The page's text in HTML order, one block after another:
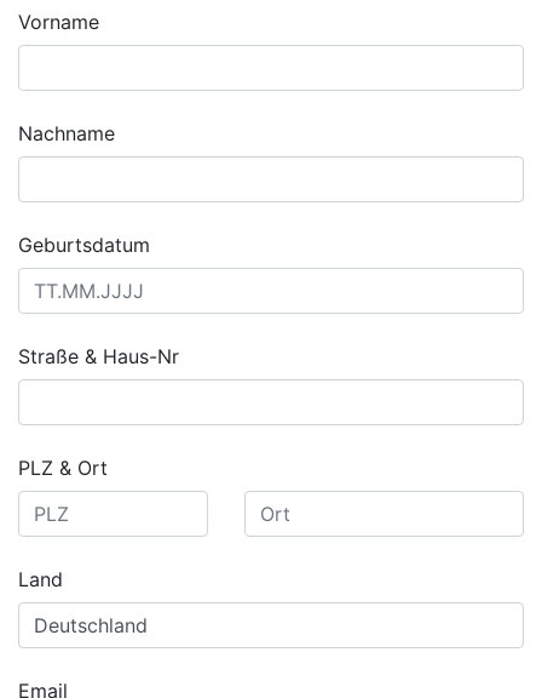
Vorname
Nachname
Geburtsdatum
Straße & Haus-Nr
PLZ & Ort
Land
Email